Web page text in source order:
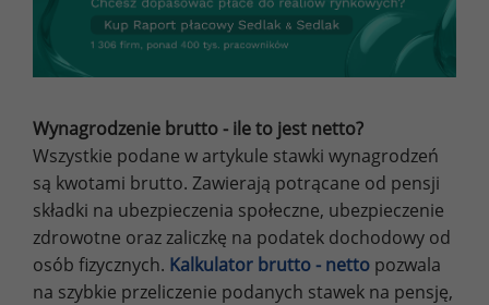
Wynagrodzenie brutto - ile to jest netto?
Wszystkie podane w artykule stawki wynagrodzeń
są kwotami brutto. Zawierają potrącane od pensji
składki na ubezpieczenia społeczne, ubezpieczenie
zdrowotne oraz zaliczkę na podatek dochodowy od
osób fizycznych. Kalkulator brutto - netto pozwala
na szybkie przeliczenie podanych stawek na pensję,